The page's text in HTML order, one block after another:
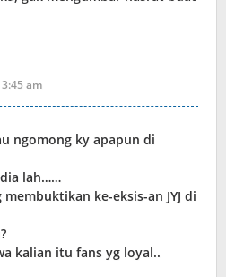
am
ngomong ky apapun di
lah……
ke-eksis-an JYJ di
kalian itu fans yg loyal..